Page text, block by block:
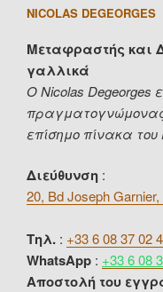
NICOLAS DEGEORGES
Μεταφραστής και
γαλλικά
Ο Nicolas Degeorges
επίσημο πίνακα του
Διεύθυνση :
20, Bd Joseph
Τηλ. : +33 6 08 37 02
WhatsApp : +33 6 08
Αποστολή του